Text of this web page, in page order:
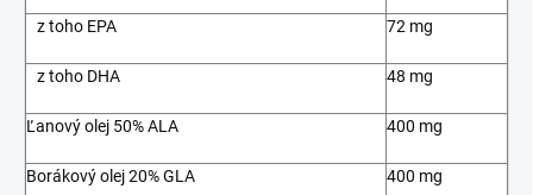
z toho EPA 72 mg
z toho DHA 48 mg
Ľanový olej 50% ALA 400 mg
Borákový olej 20% GLA 400 mg